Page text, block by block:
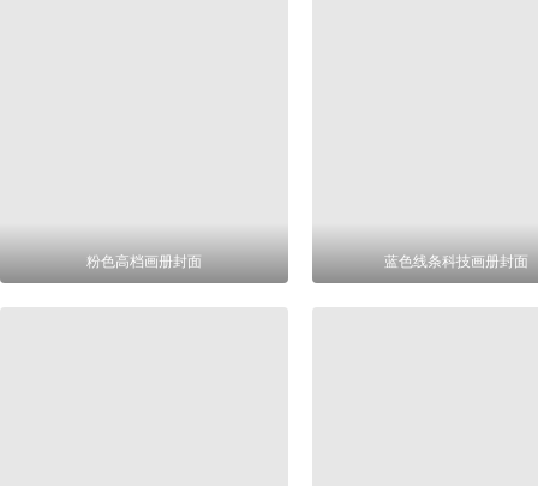
粉色高档画册封面 蓝色线条科技画册封面